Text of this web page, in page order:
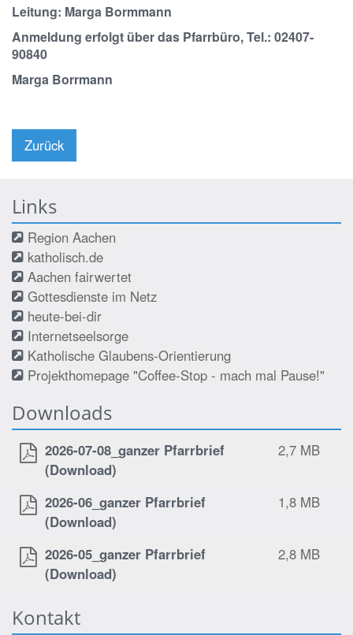
Leitung: Marga Bormmann
Anmeldung erfolgt über das Pfarrbüro, Tel.: 02407-
90840
Marga Borrmann
Zurück
Links
Region Aachen
katholisch.de
Aachen fairwertet
Gottesdienste im Netz
heute-bei-dir
Internetseelsorge
Katholische Glaubens-Orientierung
Projekthomepage "Coffee-Stop - mach mal Pause!"
Downloads
2026-07-08_ganzer Pfarrbrief
(Download)
2,7 MB
2026-06_ganzer Pfarrbrief
(Download)
1,8 MB
2026-05_ganzer Pfarrbrief
(Download)
2,8 MB
Kontakt